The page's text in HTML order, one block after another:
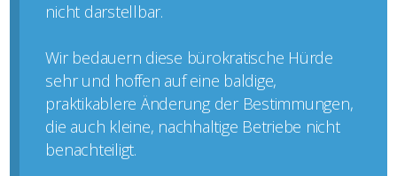
nicht darstellbar.
Wir bedauern diese bürokratische Hürde
sehr und hoffen auf eine baldige,
praktikablere Änderung der Bestimmungen,
die auch kleine, nachhaltige Betriebe nicht
benachteiligt.